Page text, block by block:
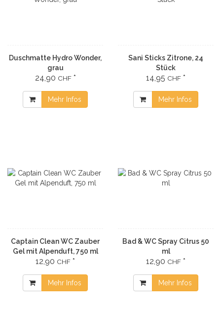
Duschmatte Hydro Wonder,
grau
24,90 CHF*
Mehr Infos
Sani Sticks Zitrone, 24
Stück
14,95 CHF *
Mehr Infos
Captain Clean WC Zauber
Gel mit Alpenduft, 750 ml
12,90 CHF *
Mehr Infos
Bad & WC Spray Citrus 50
ml
12,90 CHF *
Mehr Infos